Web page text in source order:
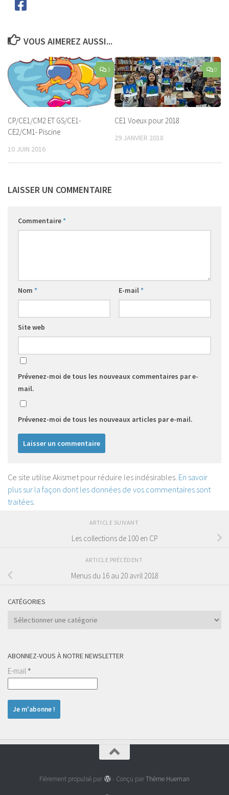
VOUS AIMEREZ AUSSI...
3
CP/CE1/CM2 ET GS/CE1-
CE2/CM1- Piscine
10 JUIN 2016
0
CE1 Voeux pour 2018
29 JANVIER 2018
LAISSER UN COMMENTAIRE
Commentaire*
Nom * E-mail*
Site web
Prévenez-moi de tous les nouveaux commentaires par e-
mail.
Prévenez-moi de tous les nouveaux articles par e-mail.
Ce site utilise Akismet pour réduire les indésirables. En savoir
plus sur la façon dont les données de vos commentaires sont
traitées.
ARTICLE SUIVANT
Les collections de 100 en CP
ARTICLE PRÉCÉDENT
Menus du 16 au 20 avril 2018
CATÉGORIES
Catégories
ABONNEZ-VOUS À NOTRE NEWSLETTER
E-mail *
Fièrement propulsé par - Conçu parThème Hueman